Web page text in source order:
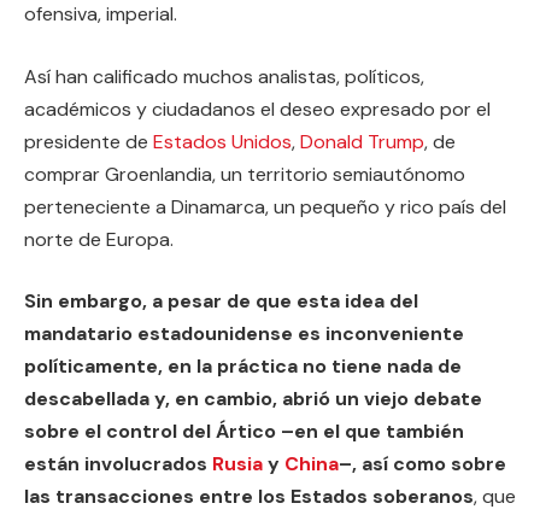
ofensiva, imperial.
Así han calificado muchos analistas, políticos,
académicos y ciudadanos el deseo expresado por el
presidente de Estados Unidos,Donald Trump, de
comprar Groenlandia, un territorio semiautónomo
perteneciente a Dinamarca, un pequeño y rico país del
norte de Europa.
Sin embargo, a pesar de que esta idea del
mandatario estadounidense es inconveniente
políticamente, en la práctica no tiene nada de
descabellada y, en cambio, abrió un viejo debate
sobre el control del Ártico –en el que también
están involucrados Rusiay China–, así como sobre
las transacciones entre los Estados soberanos, que